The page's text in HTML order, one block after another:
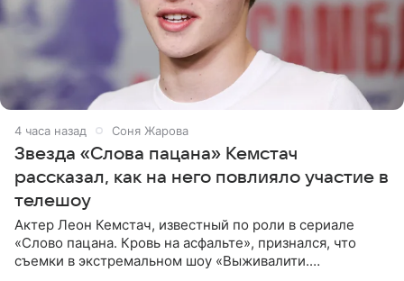
4 часа назад Соня Жарова
Звезда «Слова пацана» Кемстач
рассказал, как на него повлияло участие в
телешоу
Актер Леон Кемстач, известный по роли в сериале
«Слово пацана. Кровь на асфальте», признался, что
съемки в экстремальном шоу «Выживалити.